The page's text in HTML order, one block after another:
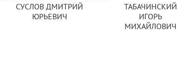
СУСЛОВ ДМИТРИЙ
ЮРЬЕВИЧ
ТАБАЧИНСКИЙ
ИГОРЬ
МИХАЙЛОВИЧ